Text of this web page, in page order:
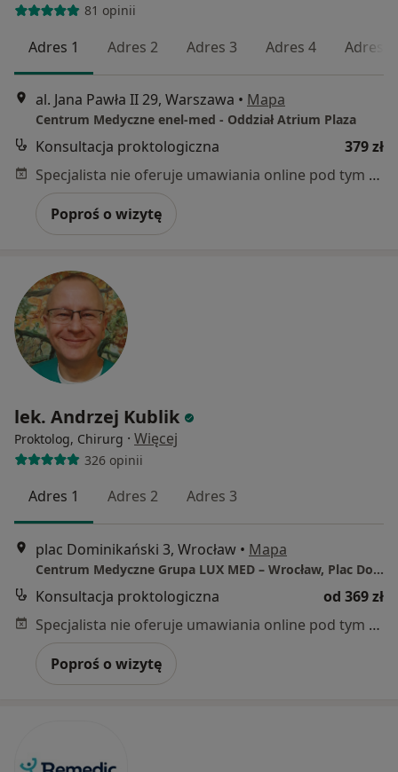
81 opinii
Adres 1 Adres 2 Adres 3 Adres 4 Adres 5
al. Jana Pawła II 29, Warszawa • Mapa
Centrum Medyczne enel-med - Oddział Atrium Plaza
Konsultacja proktologiczna
379 zł
Specjalista nie oferuje umawiania online pod tym adresem.
Poproś o wizytę
lek. Andrzej Kublik
Proktolog, Chirurg · Więcej
326 opinii
Adres 1 Adres 2 Adres 3
plac Dominikański 3, Wrocław • Mapa
Centrum Medyczne Grupa LUX MED – Wrocław, Plac Dominikański 3
Konsultacja proktologiczna
od 369 zł
Specjalista nie oferuje umawiania online pod tym adresem.
Poproś o wizytę